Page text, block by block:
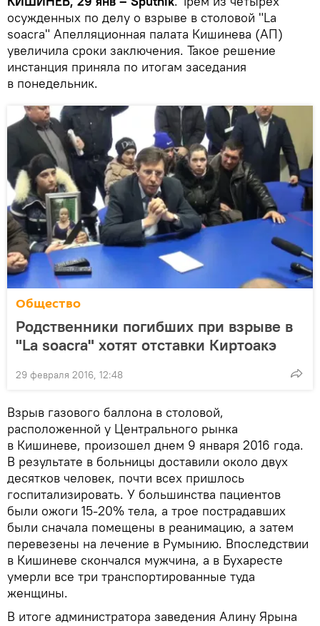
осужденных по делу о взрыве в столовой "La
soacra" Апелляционная палата Кишинева (АП)
увеличила сроки заключения. Такое решение
инстанция приняла по итогам заседания
в понедельник.
Общество
Родственники погибших при взрыве в
"La soacra" хотят отставки Киртоакэ
29 февраля 2016, 12:48
Взрыв газового баллона в столовой,
расположенной у Центрального рынка
в Кишиневе, произошел днем 9 января 2016 года.
В результате в больницы доставили около двух
десятков человек, почти всех пришлось
госпитализировать. У большинства пациентов
были ожоги 15-20% тела, а трое пострадавших
были сначала помещены в реанимацию, а затем
перевезены на лечение в Румынию. Впоследствии
в Кишиневе скончался мужчина, а в Бухаресте
умерли все три транспортированные туда
женщины.
В итоге администратора заведения Алину Ярына